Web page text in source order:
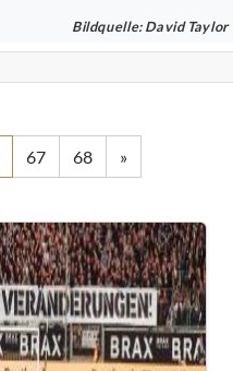
Bildquelle: David Taylor
67 68 »